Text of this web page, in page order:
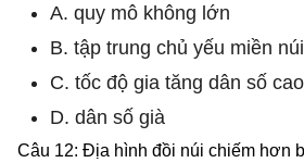
A. quy mô không lớn
B. tập trung chủ yếu miền núi
C. tốc độ gia tăng dân số cao
D. dân số già
Câu 12: Địa hình đồi núi chiếm hơn